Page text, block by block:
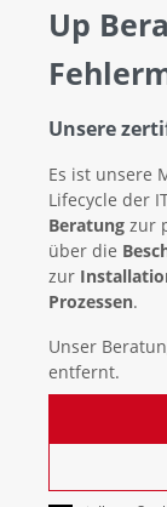
Up
Unsere
Es ist unsere
Lifecycle der
Beratung zur
über die
zur
Prozessen.
Unser
entfernt.